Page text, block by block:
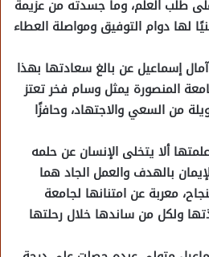
طلب العلم، وما جسدته من عزيمة
لها دوام التوفيق ومواصلة العطاء
إسماعيل عن بالغ سعادتها بهذا
المنصورة يمثل وسام فخر تعتز
من السعي والاجتهاد، وحافزًا
ألا يتخلى الإنسان عن حلمه
بالهدف والعمل الجاد هما
معربة عن امتنانها لجامعة
ولكل من ساندها خلال رحلتها